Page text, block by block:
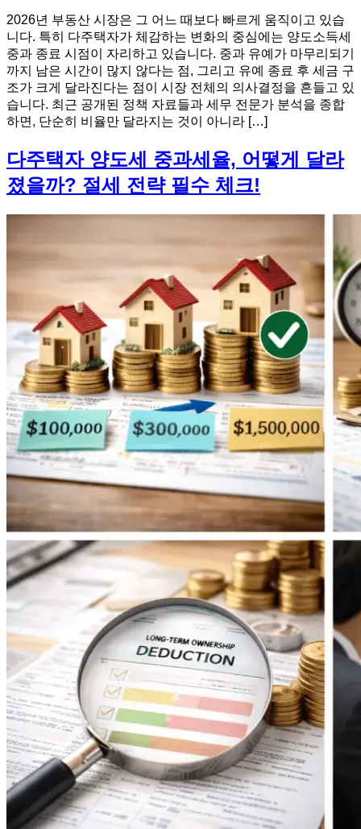
2026년 부동산 시장은 그 어느 때보다 빠르게 움직이고 있습
니다. 특히 다주택자가 체감하는 변화의 중심에는 양도소득세
중과 종료 시점이 자리하고 있습니다. 중과 유예가 마무리되기
까지 남은 시간이 많지 않다는 점, 그리고 유예 종료 후 세금 구
조가 크게 달라진다는 점이 시장 전체의 의사결정을 흔들고 있
습니다. 최근 공개된 정책 자료들과 세무 전문가 분석을 종합
하면, 단순히 비율만 달라지는 것이 아니라 […]
다주택자 양도세 중과세율, 어떻게 달라
졌을까? 절세 전략 필수 체크!